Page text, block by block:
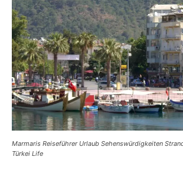
Marmaris Reiseführer Urlaub Sehenswürdigkeiten
Türkei Life